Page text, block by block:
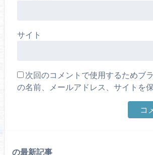
サイト
次回のコメントで使用するためブ
の名前、メールアドレス、サイトを保
の最新記事